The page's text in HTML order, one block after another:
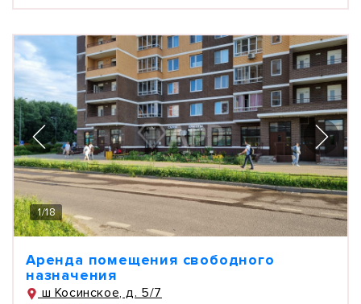
1/18
Аренда помещения свободного
назначения
ш Косинское, д. 5/7